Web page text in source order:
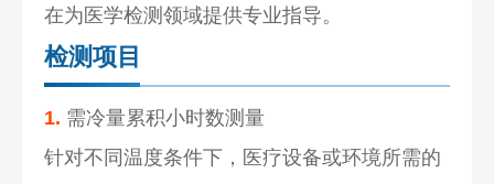
在为医学检测领域提供专业指导。
检测项目
1. 需冷量累积小时数测量
针对不同温度条件下，医疗设备或环境所需的